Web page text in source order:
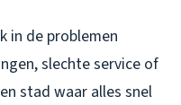
in de problemen
slechte service of
stad waar alles snel